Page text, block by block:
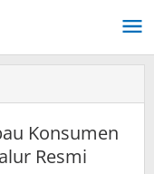
Konsumen
Resmi